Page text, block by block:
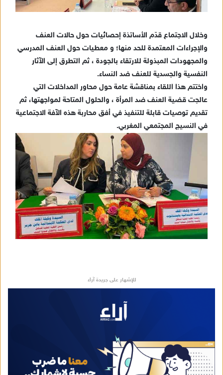
وخلال الاجتماع قدّم الأساتذة إحصائيات حول حالات العنف
والإجراءات المعتمدة للحد منها؛ و معطيات حول العنف المدرسي
والمجهودات المبذولة للارتقاء بالجودة ، ثم التطرق إلى الآثار
النفسية والجسدية للعنف ضد النساء.
واختتم هذا اللقاء بمناقشة عامة حول محاور المداخلات التي
عالجت قضية العنف ضد المرأة ، والحلول المتاحة لمواجهتها، ثم
تقديم توصيات قابلة للتنفيذ في أفق محاربة هذه الآفة الاجتماعية
في النسيج المجتمعي المغربي.
للإشهار على جريدة آراء